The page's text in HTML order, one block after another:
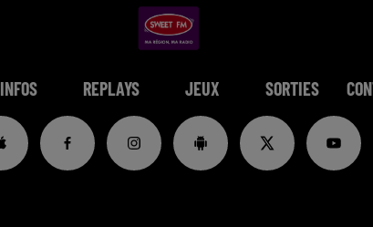
INFOS REPLAYS JEUX SORTIES